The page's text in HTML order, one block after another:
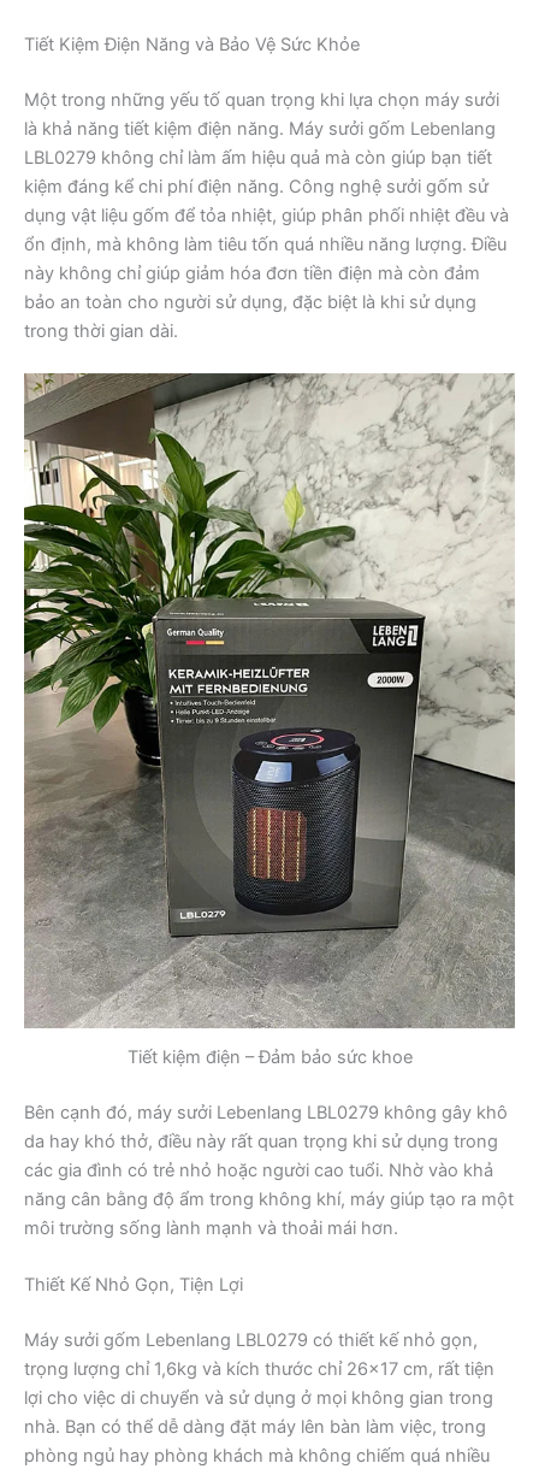
Tiết Kiệm Điện Năng và Bảo Vệ Sức Khỏe
Một trong những yếu tố quan trọng khi lựa chọn máy sưởi
là khả năng tiết kiệm điện năng. Máy sưởi gốm Lebenlang
LBL0279 không chỉ làm ấm hiệu quả mà còn giúp bạn tiết
kiệm đáng kể chi phí điện năng. Công nghệ sưởi gốm sử
dụng vật liệu gốm để tỏa nhiệt, giúp phân phối nhiệt đều và
ổn định, mà không làm tiêu tốn quá nhiều năng lượng. Điều
này không chỉ giúp giảm hóa đơn tiền điện mà còn đảm
bảo an toàn cho người sử dụng, đặc biệt là khi sử dụng
trong thời gian dài.
Tiết kiệm điện – Đảm bảo sức khoe
Bên cạnh đó, máy sưởi Lebenlang LBL0279 không gây khô
da hay khó thở, điều này rất quan trọng khi sử dụng trong
các gia đình có trẻ nhỏ hoặc người cao tuổi. Nhờ vào khả
năng cân bằng độ ẩm trong không khí, máy giúp tạo ra một
môi trường sống lành mạnh và thoải mái hơn.
Thiết Kế Nhỏ Gọn, Tiện Lợi
Máy sưởi gốm Lebenlang LBL0279 có thiết kế nhỏ gọn,
trọng lượng chỉ 1,6kg và kích thước chỉ 26×17 cm, rất tiện
lợi cho việc di chuyển và sử dụng ở mọi không gian trong
nhà. Bạn có thể dễ dàng đặt máy lên bàn làm việc, trong
phòng ngủ hay phòng khách mà không chiếm quá nhiều